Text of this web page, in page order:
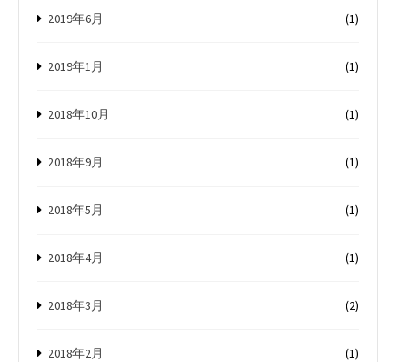
2019年6月 (1)
2019年1月 (1)
2018年10月 (1)
2018年9月 (1)
2018年5月 (1)
2018年4月 (1)
2018年3月 (2)
2018年2月 (1)